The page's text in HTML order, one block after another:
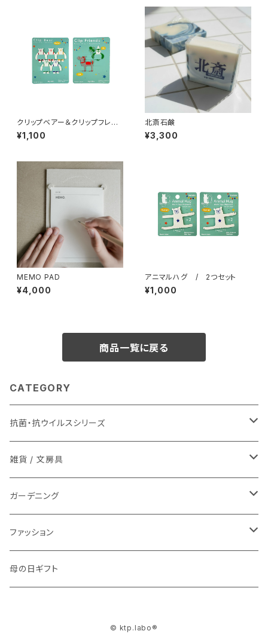
クリップベアー＆クリップフレン
ズ / 2つセット
¥1,100
北斎石鹸
¥3,300
MEMO PAD
¥4,000
アニマルハグ / 2つセット
¥1,000
商品一覧に戻る
CATEGORY
抗菌・抗ウイルスシリーズ
マスク
タオル
雑貨 / 文房具
芽が出る鉛筆
やさしさせっけん
アニマルハグ
ガーデニング
芽が出る鉛筆
繊維から生まれたサステナブルな土
ファッション
RecycleAirBagシリーズ
母の日ギフト
© ktp.labo®